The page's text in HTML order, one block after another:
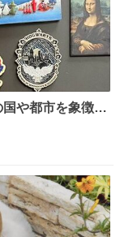
や都市を象徴す
ットを買い、今
い出が鮮明によ